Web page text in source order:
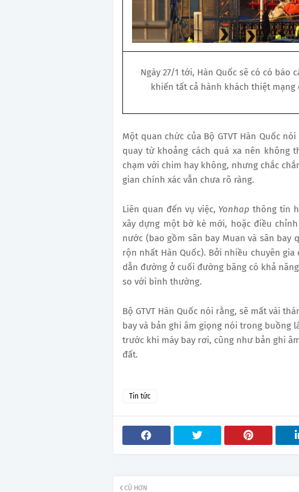
Ngày 27/1 tới, Hàn Quốc sẽ có có báo
khiến tất cả hành khách thiệt mạng
Một quan chức của Bộ GTVT Hàn Quốc nói
quay từ khoảng cách quá xa nên không
chạm với chim hay không, nhưng chắc
gian chính xác vẫn chưa rõ ràng.
Liên quan đến vụ việc, Yonhapthông tin
xây dựng một bờ kè mới, hoặc điều
nước (bao gồm sân bay Muan và sân bay
rộn nhất Hàn Quốc). Bởi nhiều chuyên
dẫn đường ở cuối đường băng có khả
so với bình thường.
Bộ GTVT Hàn Quốc nói rằng, sẽ mất vài
bay và bản ghi âm giọng nói trong buồng
trước khi máy bay rơi, cũng như bản ghi
đất.
Tin tức
CŨ HƠN